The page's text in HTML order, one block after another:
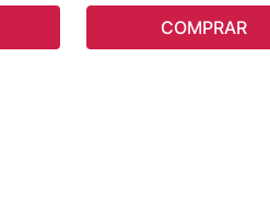
COMPRAR